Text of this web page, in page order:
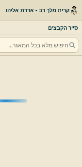
קרית מלך רב - אדרת אליהו
סייר הקבצים